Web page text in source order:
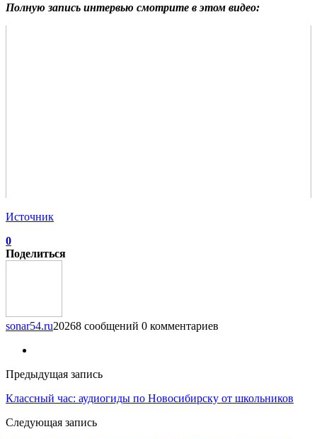
Полную запись интервью смотрите в этом видео:
Источник
0
Поделиться
sonar54.ru20268 сообщений 0 комментариев
Предыдущая запись
Классный час: аудиогиды по Новосибирску от школьников
Следующая запись